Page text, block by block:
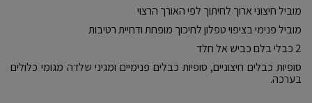
מוביל חיצוני ארוך לחיתוך לפי האורך הרצוי
מוביל פנימי בציפוי טפלון לחיכוך מופחת ודחיית רטיבות
2 כבלי בלם כביש אל חלד
סופיות כבלים חיצוניים, סופיות כבלים פנימיים ומגיני שלדה מגומי כלולים
בערכה.